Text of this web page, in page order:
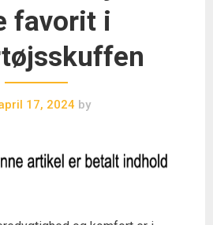
favorit i
17, 2024 by